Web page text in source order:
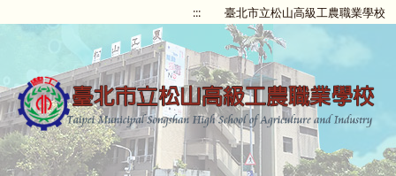
::: 臺北市立松山高級工農職業學校